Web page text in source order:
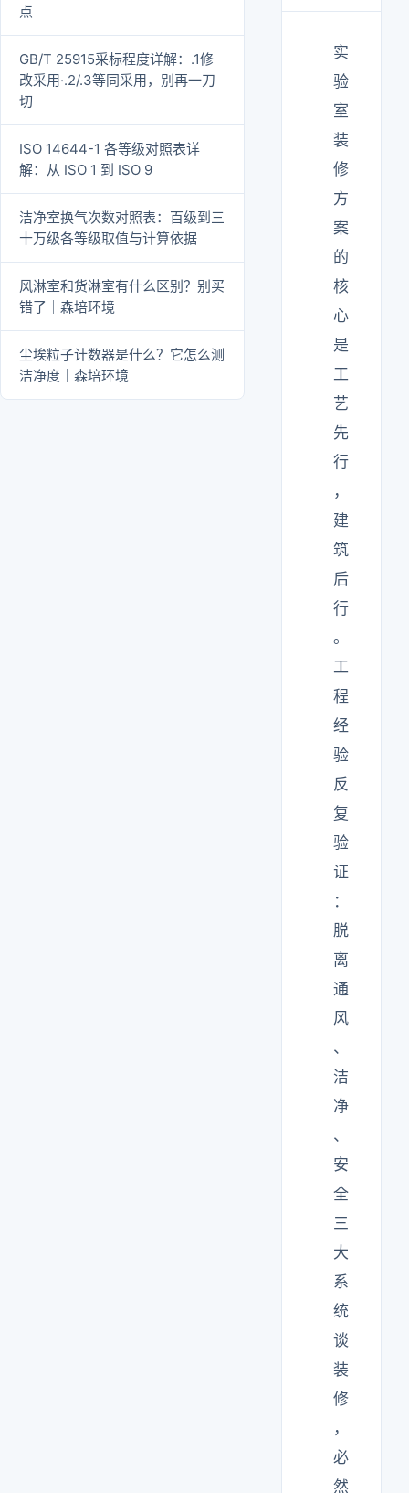
点
GB/T 25915采标程度详解：.1修
改采用·.2/.3等同采用，别再一刀
切
ISO 14644-1 各等级对照表详
解：从 ISO 1 到 ISO 9
洁净室换气次数对照表：百级到三
十万级各等级取值与计算依据
风淋室和货淋室有什么区别？别买
错了｜森培环境
尘埃粒子计数器是什么？它怎么测
洁净度｜森培环境
实
验
室
装
修
方
案
的
核
心
是
工
艺
先
行
，
建
筑
后
行
。
工
程
经
验
反
复
验
证
：
脱
离
通
风
、
洁
净
、
安
全
三
大
系
统
谈
装
修
，
必
然